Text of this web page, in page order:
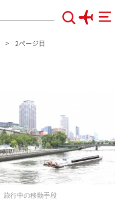
2ページ目
旅行中の移動手段